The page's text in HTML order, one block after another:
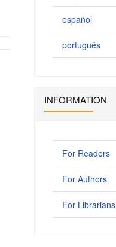
español
português
INFORMATION
For Readers
For Authors
For Librarians